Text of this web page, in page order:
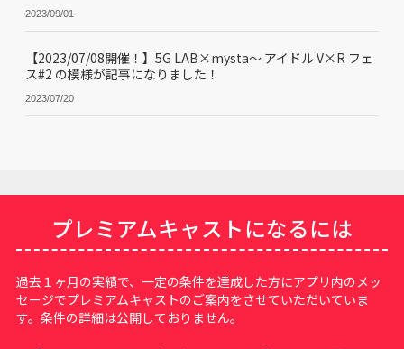
2023/09/01
【2023/07/08開催！】5G LAB×mysta〜 アイドル V×R フェ
ス#2 の模様が記事になりました！
2023/07/20
プレミアムキャストになるには
過去１ヶ月の実績で、一定の条件を達成した方にアプリ内のメッ
セージでプレミアムキャストのご案内をさせていただいていま
す。条件の詳細は公開しておりません。